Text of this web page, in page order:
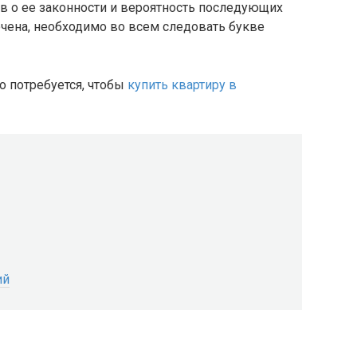
о ее законности и вероятность последующих
необходимо во всем следовать букве
чтобы купить квартиру в